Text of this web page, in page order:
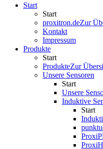
Start
Start
proxitron.deZur
Kontakt
Impressum
Produkte
Start
ProdukteZur
Unsere Sensoren
Start
Unsere
Induktive
Start